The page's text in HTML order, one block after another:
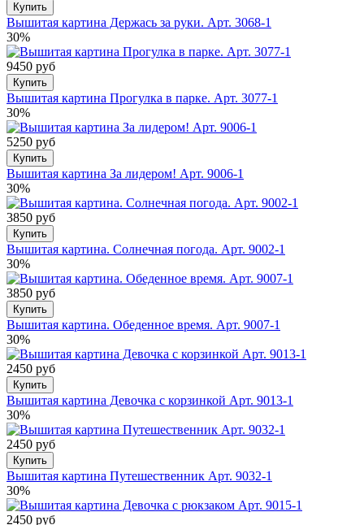
Купить
Вышитая картина Держась за руки. Арт. 3068-1
30%
9450 руб
Купить
Вышитая картина Прогулка в парке. Арт. 3077-1
30%
5250 руб
Купить
Вышитая картина За лидером! Арт. 9006-1
30%
3850 руб
Купить
Вышитая картина. Солнечная погода. Арт. 9002-1
30%
3850 руб
Купить
Вышитая картина. Обеденное время. Арт. 9007-1
30%
2450 руб
Купить
Вышитая картина Девочка с корзинкой Арт. 9013-1
30%
2450 руб
Купить
Вышитая картина Путешественник Арт. 9032-1
30%
2450 руб